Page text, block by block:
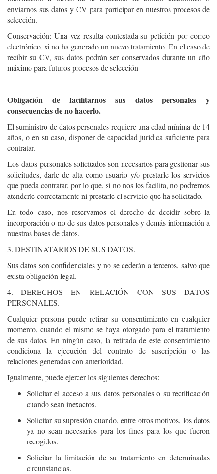
enviarnos sus datos y CV para participar en nuestros procesos de
selección.
Conservación: Una vez resulta contestada su petición por correo
electrónico, si no ha generado un nuevo tratamiento. En el caso de
recibir su CV, sus datos podrán ser conservados durante un año
máximo para futuros procesos de selección.
Obligación de facilitarnos sus datos personales y
consecuencias de no hacerlo.
El suministro de datos personales requiere una edad mínima de 14
años, o en su caso, disponer de capacidad jurídica suficiente para
contratar.
Los datos personales solicitados son necesarios para gestionar sus
solicitudes, darle de alta como usuario y/o prestarle los servicios
que pueda contratar, por lo que, si no nos los facilita, no podremos
atenderle correctamente ni prestarle el servicio que ha solicitado.
En todo caso, nos reservamos el derecho de decidir sobre la
incorporación o no de sus datos personales y demás información a
nuestras bases de datos.
3. DESTINATARIOS DE SUS DATOS.
Sus datos son confidenciales y no se cederán a terceros, salvo que
exista obligación legal.
4. DERECHOS EN RELACIÓN CON SUS DATOS
PERSONALES.
Cualquier persona puede retirar su consentimiento en cualquier
momento, cuando el mismo se haya otorgado para el tratamiento
de sus datos. En ningún caso, la retirada de este consentimiento
condiciona la ejecución del contrato de suscripción o las
relaciones generadas con anterioridad.
Igualmente, puede ejercer los siguientes derechos:
Solicitar el acceso a sus datos personales o su rectificación
cuando sean inexactos.
Solicitar su supresión cuando, entre otros motivos, los datos
ya no sean necesarios para los fines para los que fueron
recogidos.
Solicitar la limitación de su tratamiento en determinadas
circunstancias.